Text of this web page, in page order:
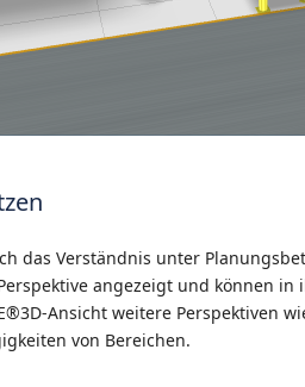
das Verständnis unter
angezeigt und können
Ansicht weitere Perspektiven
von Bereichen.